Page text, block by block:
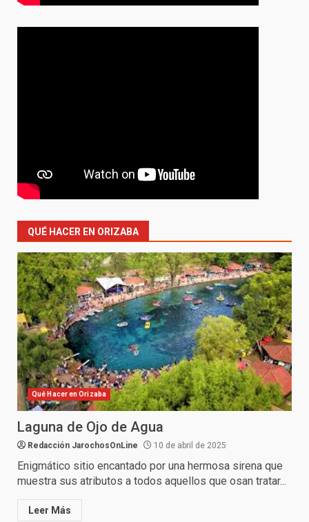
QUÉ HACER EN ORIZABA
Qué Hacer en Orizaba
Laguna de Ojo de Agua
Redacción JarochosOnLine 10 de abril de 2025
Enigmático sitio encantado por una hermosa sirena que
muestra sus atributos a todos aquellos que osan tratar...
Leer Más